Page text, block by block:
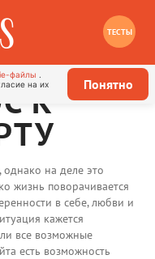
ТЕСТЫ
файлы
на их
Понятно
К
на деле это
жизнь поворачивается
в себе, любви и
кажется
все возможные
есть возможность